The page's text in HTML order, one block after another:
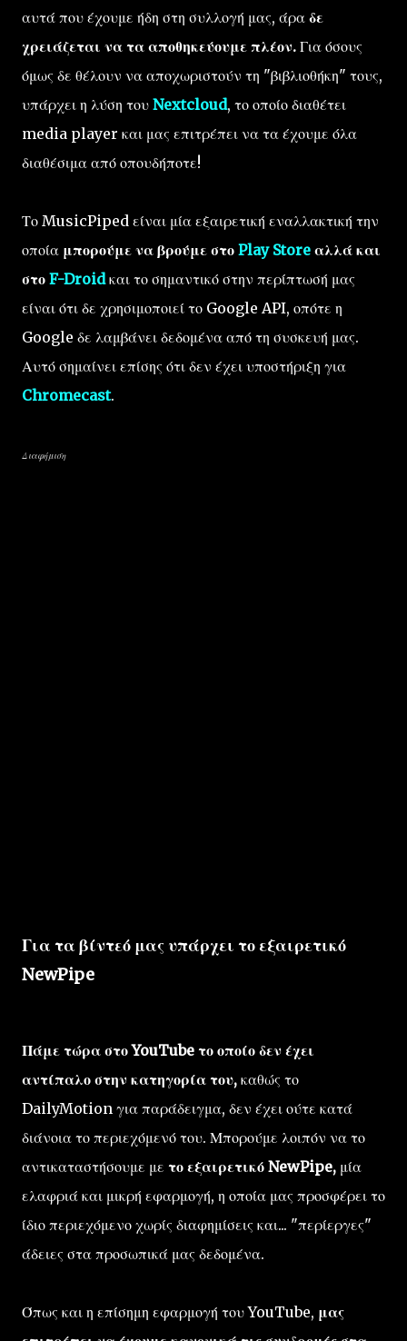
αυτά που έχουμε ήδη στη συλλογή μας, άρα δε
χρειάζεται να τα αποθηκεύουμε πλέον. Για όσους
όμως δε θέλουν να αποχωριστούν τη "βιβλιοθήκη" τους,
υπάρχει η λύση του Nextcloud, το οποίο διαθέτει
media player και μας επιτρέπει να τα έχουμε όλα
διαθέσιμα από οπουδήποτε!
Το MusicPiped είναι μία εξαιρετική εναλλακτική την
οποία μπορούμε να βρούμε στο Play Store αλλά και
στο F-Droidκαι το σημαντικό στην περίπτωσή μας
είναι ότι δε χρησιμοποιεί το Google API, οπότε η
Google δε λαμβάνει δεδομένα από τη συσκευή μας.
Αυτό σημαίνει επίσης ότι δεν έχει υποστήριξη για
Chromecast.
Διαφήμιση
Για τα βίντεό μας υπάρχει το εξαιρετικό
NewPipe
Πάμε τώρα στο YouTube το οποίο δεν έχει
αντίπαλο στην κατηγορία του, καθώς το
DailyMotion για παράδειγμα, δεν έχει ούτε κατά
διάνοια το περιεχόμενό του. Μπορούμε λοιπόν να το
αντικαταστήσουμε με το εξαιρετικό NewPipe, μία
ελαφριά και μικρή εφαρμογή, η οποία μας προσφέρει το
ίδιο περιεχόμενο χωρίς διαφημίσεις και... "περίεργες"
άδειες στα προσωπικά μας δεδομένα.
Όπως και η επίσημη εφαρμογή του YouTube, μας